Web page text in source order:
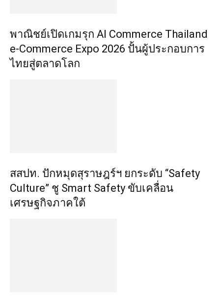
พาณิชย์เปิดเกมรุก AI Commerce Thailand
e-Commerce Expo 2026 ปั้นผู้ประกอบการ
ไทยสู่ตลาดโลก
สสปท. ปักหมุดสุราษฎร์ฯ ยกระดับ “Safety
Culture” ชู Smart Safety ขับเคลื่อน
เศรษฐกิจภาคใต้